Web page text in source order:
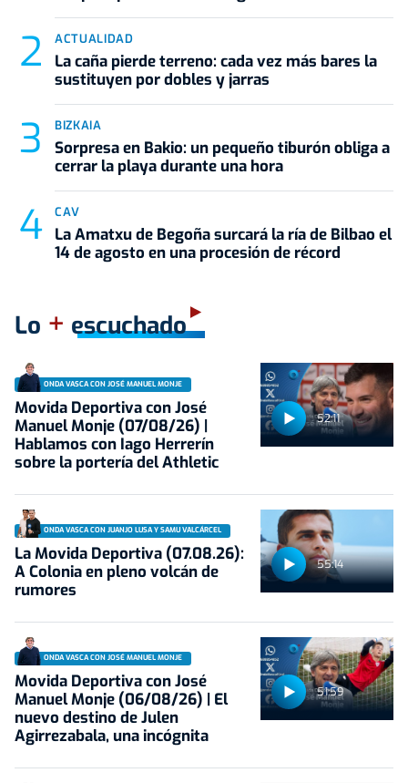
ACTUALIDAD
La caña pierde terreno: cada vez más bares la
sustituyen por dobles y jarras
BIZKAIA
Sorpresa en Bakio: un pequeño tiburón obliga a
cerrar la playa durante una hora
CAV
La Amatxu de Begoña surcará la ría de Bilbao el
14 de agosto en una procesión de récord
Lo + escuchado
52:11
ONDA VASCA CON JOSÉ MANUEL MONJE
Movida Deportiva con José
Manuel Monje (07/08/26) |
Hablamos con Iago Herrerín
sobre la portería del Athletic
55:14
ONDA VASCA CON JUANJO LUSA Y SAMU VALCÁRCEL
La Movida Deportiva (07.08.26):
A Colonia en pleno volcán de
rumores
51:59
ONDA VASCA CON JOSÉ MANUEL MONJE
Movida Deportiva con José
Manuel Monje (06/08/26) | El
nuevo destino de Julen
Agirrezabala, una incógnita